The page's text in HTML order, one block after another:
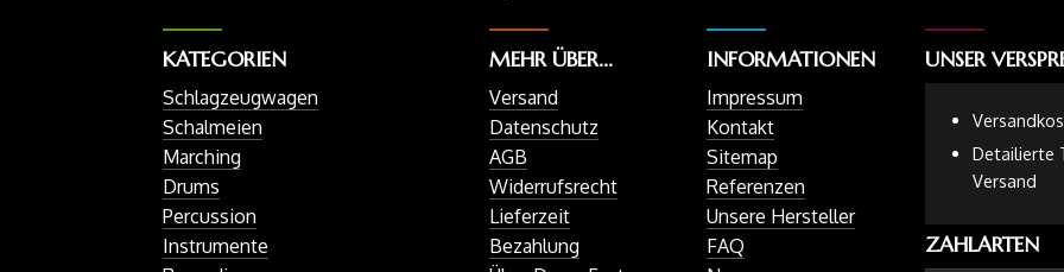
UNSER
Detailierte
Versand
ZAHLARTEN
KATEGORIEN
Schlagzeugwagen
Schalmeien
Marching
Drums
Percussion
Instrumente
MEHR ÜBER...
Versand
Datenschutz
AGB
Widerrufsrecht
Lieferzeit
Bezahlung
INFORMATIONEN
Impressum
Kontakt
Sitemap
Referenzen
Unsere Hersteller
FAQ